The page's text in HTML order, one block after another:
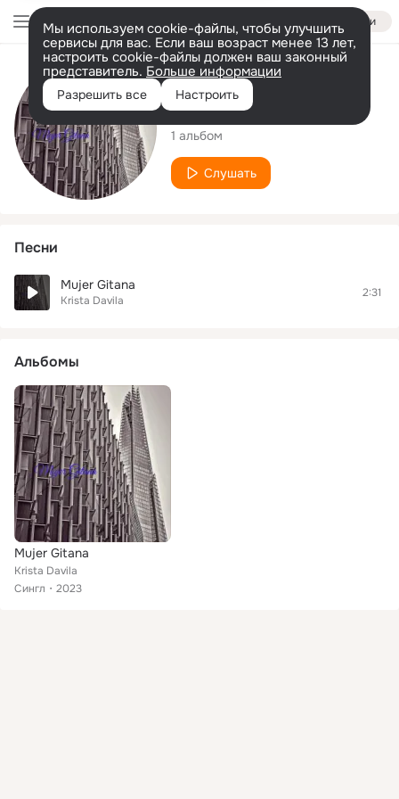
Войти
Мы используем cookie-файлы, чтобы улучшить
сервисы для вас. Если ваш возраст менее 13 лет,
настроить cookie-файлы должен ваш законный
представитель. Больше информации
Разрешить все Настроить
Исполнитель
Krista Davila
1 альбом
Слушать
Песни
Mujer Gitana
Krista Davila
2:31
Альбомы
Mujer Gitana
Krista Davila
Сингл
2023